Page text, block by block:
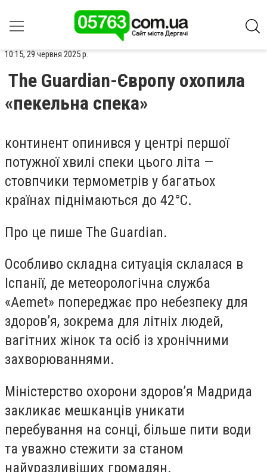
10:15, 29 червня 2025 р.
The Guardian-Європу охопила
«пекельна спека»
континент опинився у центрі першої
потужної хвилі спеки цього літа —
стовпчики термометрів у багатьох
країнах піднімаються до 42°C.
Про це пише The Guardian.
Особливо складна ситуація склалася в
Іспанії, де метеорологічна служба
«Aemet» попереджає про небезпеку для
здоров’я, зокрема для літніх людей,
вагітних жінок та осіб із хронічними
захворюваннями.
Міністерство охорони здоров’я Мадрида
закликає мешканців уникати
перебування на сонці, більше пити води
та уважно стежити за станом
найуразливіших громадян.